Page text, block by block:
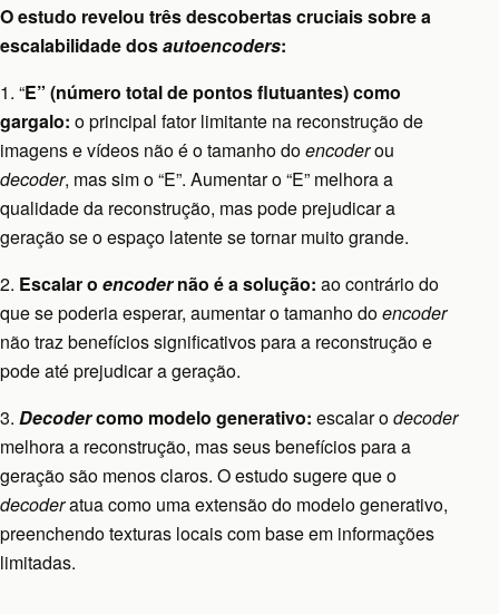
O estudo revelou três descobertas cruciais sobre a
escalabilidade dosautoencoders:
1. “E” (número total de pontos flutuantes) como
gargalo: o principal fator limitante na reconstrução de
imagens e vídeos não é o tamanho doencoderou
decoder, mas sim o “E”. Aumentar o “E” melhora a
qualidade da reconstrução, mas pode prejudicar a
geração se o espaço latente se tornar muito grande.
2. Escalar o encodernão é a solução: ao contrário do
que se poderia esperar, aumentar o tamanho doencoder
não traz benefícios significativos para a reconstrução e
pode até prejudicar a geração.
3. Decodercomo modelo generativo: escalar odecoder
melhora a reconstrução, mas seus benefícios para a
geração são menos claros. O estudo sugere que o
decoderatua como uma extensão do modelo generativo,
preenchendo texturas locais com base em informações
limitadas.